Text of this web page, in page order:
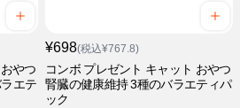
やつ
エテ
¥698(税込¥767.8)
コンボ プレゼント キャット おやつ
腎臓の健康維持 3種のバラエティパ
ック